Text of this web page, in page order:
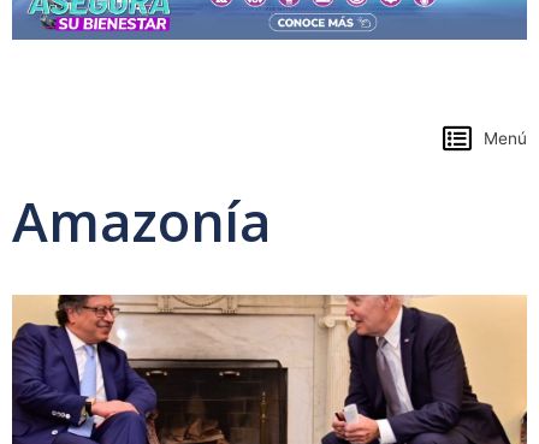
Menú
Amazonía